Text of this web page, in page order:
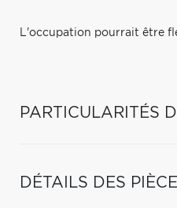
L'occupation pourrait être
PARTICULARITÉS
DÉTAILS DES